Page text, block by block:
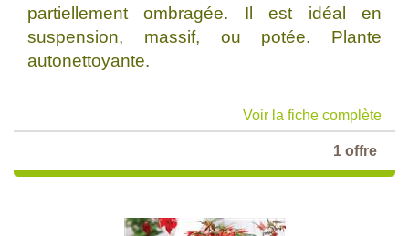
partiellement ombragée. Il est idéal en
suspension, massif, ou potée. Plante
autonettoyante.
Voir la fiche complète
1 offre